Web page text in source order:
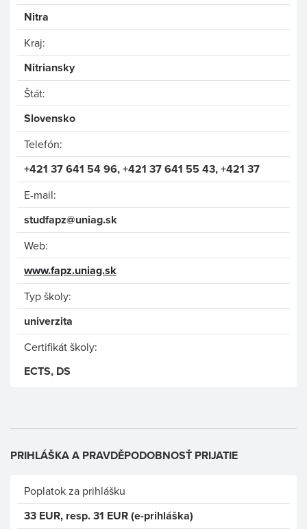
Nitra
Kraj:
Nitriansky
Štát:
Slovensko
Telefón:
+421 37 641 54 96, +421 37 641 55 43, +421 37
E-mail:
studfapz@uniag.sk
Web:
www.fapz.uniag.sk
Typ školy:
univerzita
Certifikát školy:
ECTS, DS
PRIHLÁŠKA A PRAVDĚPODOBNOSŤ PRIJATIE
Poplatok za prihlášku
33 EUR, resp. 31 EUR (e-prihláška)